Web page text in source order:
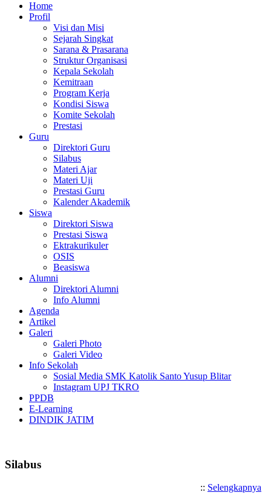
Home
Profil
Visi dan Misi
Sejarah Singkat
Sarana & Prasarana
Struktur Organisasi
Kepala Sekolah
Kemitraan
Program Kerja
Kondisi Siswa
Komite Sekolah
Prestasi
Guru
Direktori Guru
Silabus
Materi Ajar
Materi Uji
Prestasi Guru
Kalender Akademik
Siswa
Direktori Siswa
Prestasi Siswa
Ektrakurikuler
OSIS
Beasiswa
Alumni
Direktori Alumni
Info Alumni
Agenda
Artikel
Galeri
Galeri Photo
Galeri Video
Info Sekolah
Sosial Media SMK Katolik Santo Yusup Blitar
Instagram UPJ TKRO
PPDB
E-Learning
DINDIK JATIM
Silabus
:: Selengkapnya